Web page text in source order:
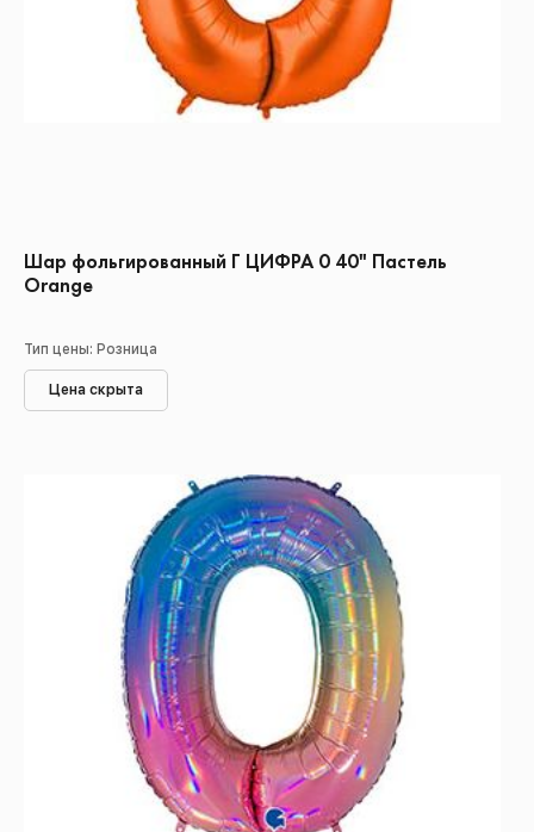
Шар фольгированный Г ЦИФРА 0 40" Пастель
Orange
Тип цены: Розница
Цена скрыта